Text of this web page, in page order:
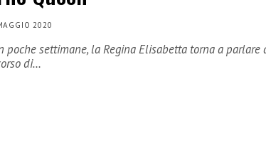
2020
poche settimane, la Regina Elisabetta torna a parlare
di…